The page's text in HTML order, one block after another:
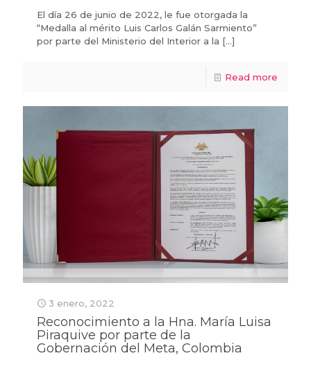
El día 26 de junio de 2022, le fue otorgada la
“Medalla al mérito Luis Carlos Galán Sarmiento”
por parte del Ministerio del Interior a la […]
Read more
3 enero, 2022
Reconocimiento a la Hna. María Luisa
Piraquive por parte de la
Gobernación del Meta, Colombia